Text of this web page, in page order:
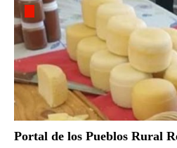
Portal de los Pueblos Rural